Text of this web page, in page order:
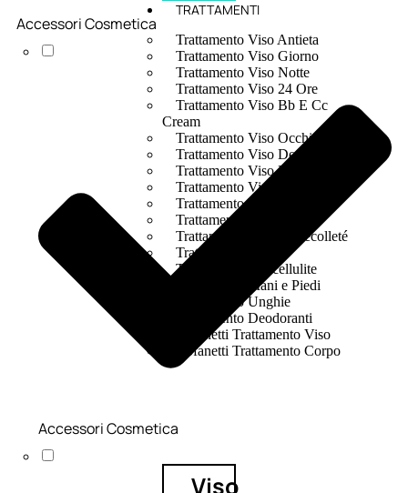
TRATTAMENTI
Trattamento Viso Antieta
Trattamento Viso Giorno
Trattamento Viso Notte
Trattamento Viso 24 Ore
Trattamento Viso Bb E Cc
Cream
Trattamento Viso Occhi
Trattamento Viso Detergenza
Trattamento Viso Maschere
Trattamento Viso Idratante
Trattamento Viso Labbra
Trattamento Viso Sieri
Trattamento Collo e Decolleté
Trattamento Corpo
Trattamento Anticellulite
Trattamento Mani e Piedi
Trattamento Unghie
Trattamento Deodoranti
Cofanetti Trattamento Viso
Cofanetti Trattamento Corpo
Viso
Accessori Cosmetica
Accessori Cosmetica